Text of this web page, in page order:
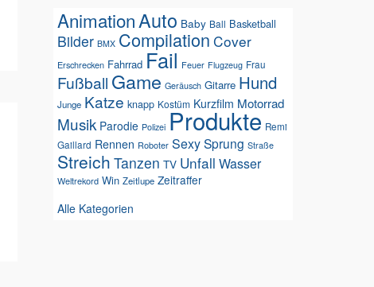
AnimationAuto Baby Ball Basketball
Bilder BMX Compilation Cover
Erschrecken Fahrrad Fail Feuer Flugzeug Frau
Fußball Game Geräusch Gitarre Hund
Junge Katze knapp Kostüm Kurzfilm Motorrad
Musik Parodie Polizei Produkte Remi
Gaillard Rennen Roboter SexySprung Straße
Streich Tanzen TV Unfall Wasser
Weltrekord Win Zeitlupe Zeitraffer
Alle Kategorien